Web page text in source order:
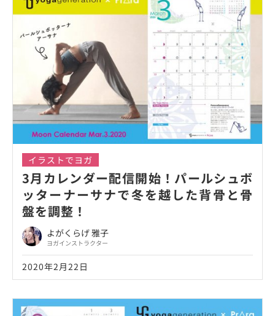
イラストでヨガ
3月カレンダー配信開始！パールシュボ
ッターナーサナで冬を越した背骨と骨
盤を調整！
よがくらげ 雅子
ヨガインストラクター
2020年2月22日